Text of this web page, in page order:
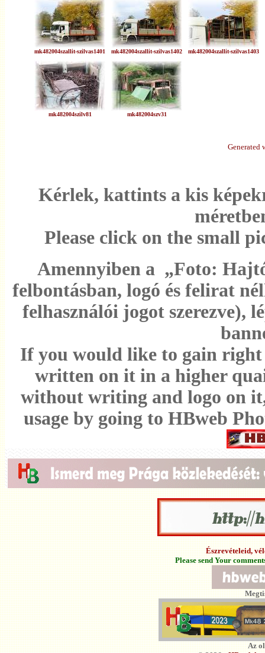
mk482004szallit-szilvas1401 mk482004szallit-szilvas1402 mk482004szallit-szilvas1403
mk482004szilv81 mk482004szv31
Generated
Kérlek, kattints a kis
Please click on the small
Amennyiben a „Foto:
felbontásban, logó és felirat
felhasználói jogot szerezve),
If you would like to gain
written on it in a higher
without writing and logo on
usage by going to HBweb
Észrevételeid,
Please send Your
Az